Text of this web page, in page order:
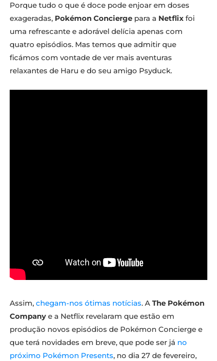
Porque tudo o que é doce pode enjoar em doses
exageradas, Pokémon Concierge para a Netflix foi
uma refrescante e adorável delícia apenas com
quatro episódios. Mas temos que admitir que
ficámos com vontade de ver mais aventuras
relaxantes de Haru e do seu amigo Psyduck.
Assim, chegam-nos ótimas notícias. A The Pokémon
Company e a Netflix revelaram que estão em
produção novos episódios de Pokémon Concierge e
que terá novidades em breve, que pode ser já no
próximo Pokémon Presents, no dia 27 de fevereiro,